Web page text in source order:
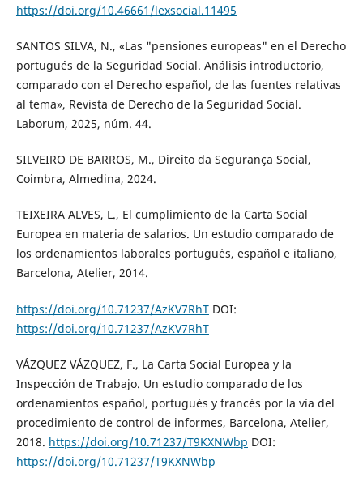
https://doi.org/10.46661/lexsocial.11495
SANTOS SILVA, N., «Las "pensiones europeas" en el Derecho
portugués de la Seguridad Social. Análisis introductorio,
comparado con el Derecho español, de las fuentes relativas
al tema», Revista de Derecho de la Seguridad Social.
Laborum, 2025, núm. 44.
SILVEIRO DE BARROS, M., Direito da Segurança Social,
Coimbra, Almedina, 2024.
TEIXEIRA ALVES, L., El cumplimiento de la Carta Social
Europea en materia de salarios. Un estudio comparado de
los ordenamientos laborales portugués, español e italiano,
Barcelona, Atelier, 2014.
https://doi.org/10.71237/AzKV7RhTDOI:
https://doi.org/10.71237/AzKV7RhT
VÁZQUEZ VÁZQUEZ, F., La Carta Social Europea y la
Inspección de Trabajo. Un estudio comparado de los
ordenamientos español, portugués y francés por la vía del
procedimiento de control de informes, Barcelona, Atelier,
2018. https://doi.org/10.71237/T9KXNWbp DOI:
https://doi.org/10.71237/T9KXNWbp